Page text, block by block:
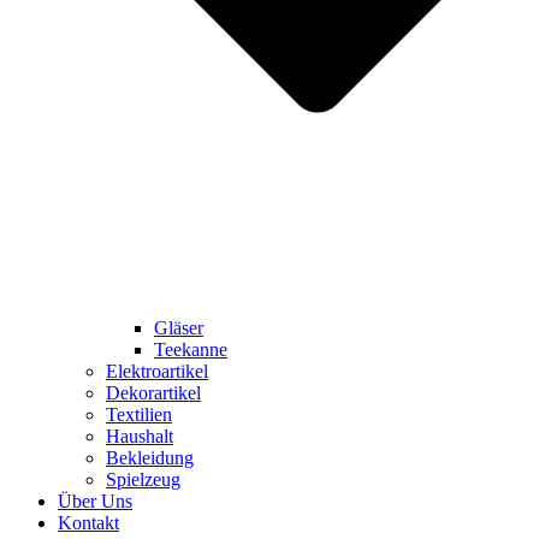
Gläser
Teekanne
Elektroartikel
Dekorartikel
Textilien
Haushalt
Bekleidung
Spielzeug
Über Uns
Kontakt